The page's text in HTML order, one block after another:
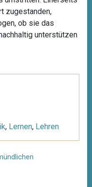
zugestanden,
ob sie das
unterstützen
, Lernen, Lehren